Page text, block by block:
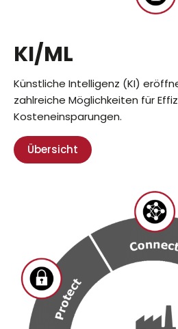
KI/ML
Künstliche Intelligenz (KI)
zahlreiche Möglichkeiten für
Kosteneinsparungen.
Übersicht